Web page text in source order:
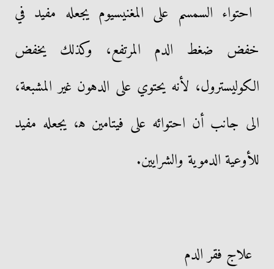
احتواء السمسم على المغنيسيوم يجعله مفيد في
خفض ضغط الدم المرتفع، وكذلك يخفض
الكوليسترول، لأنه يحتوي على الدهون غير المشبعة،
الى جانب أن احتوائه على فيتامين ه‍، يجعله مفيد
للأوعية الدموية والشرايين.
علاج فقر الدم